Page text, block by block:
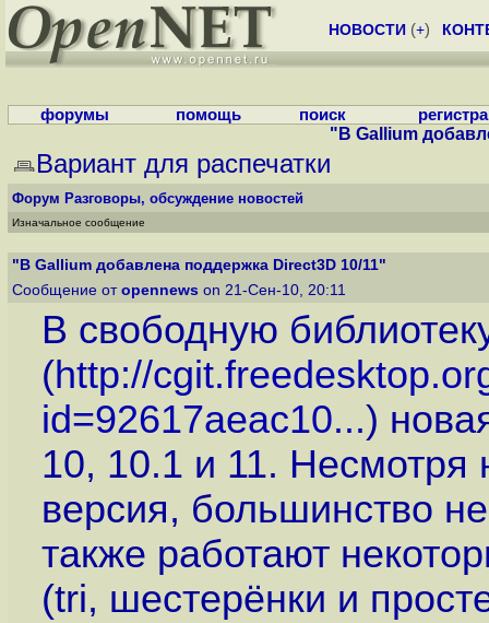
НОВОСТИ (+)
форумы помощь поиск
"В Gallium
Вариант для распечатки
Форум Разговоры, обсуждение новостей
Изначальное сообщение
"В Gallium добавлена поддержка Direct3D 10/11"
Сообщение от opennews on 21-Сен-10, 20:11
В свободную
(http://
id=92617aeac10...)
10, 10.1 и 11. Несмотря
версия, большинство
также работают
(tri, шестерёнки и